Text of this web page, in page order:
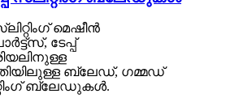
മെഷീൻ
ടേപ്പ്
ബ്ലേഡ്, ഗമ്മഡ്
ബ്ലേഡുകൾ.